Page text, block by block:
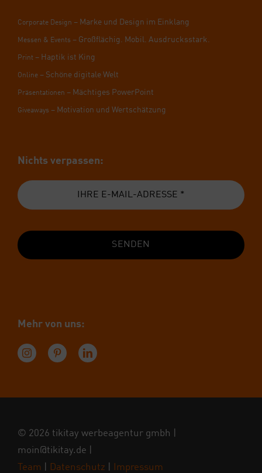
Cor­po­ra­te Design – Mar­ke und Design im Ein­klang
Mes­sen & Events – Groß­flä­chig. Mobil. Aus­drucks­stark.
Print – Hap­tik ist King
Online – Schö­ne digi­ta­le Welt
Prä­sen­ta­tio­nen – Mäch­ti­ges Power­Point
Givea­ways – Moti­va­ti­on und Wert­schät­zung
Nichts ver­pas­sen:
SENDEN
Mehr von uns:
© 2026 tiki­tay wer­be­agen­tur gmbh |
moin@tikitay.de
Team
Daten­schutz Impres­sum